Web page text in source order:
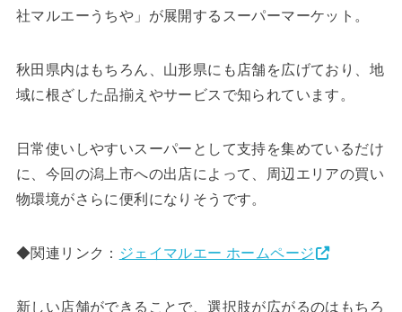
社マルエーうちや」が展開するスーパーマーケット。
秋田県内はもちろん、山形県にも店舗を広げており、地
域に根ざした品揃えやサービスで知られています。
日常使いしやすいスーパーとして支持を集めているだけ
に、今回の潟上市への出店によって、周辺エリアの買い
物環境がさらに便利になりそうです。
◆関連リンク： ジェイマルエー ホームページ
新しい店舗ができることで、選択肢が広がるのはもちろ